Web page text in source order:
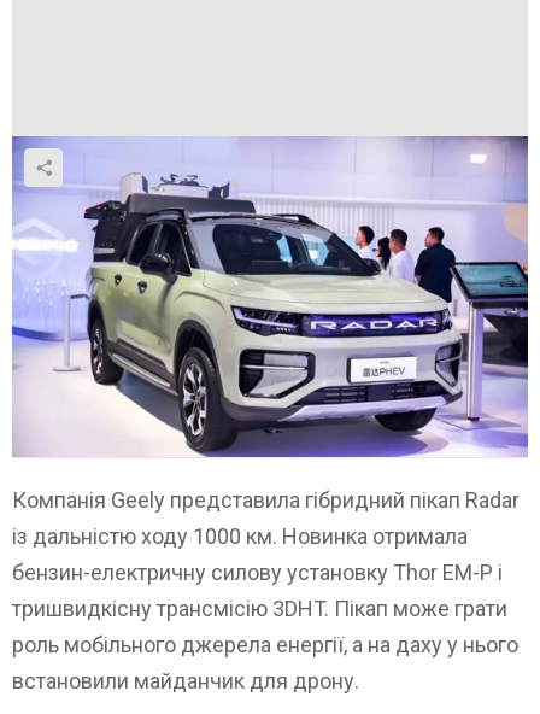
Компанія Geely представила гібридний пікап Radar
із дальністю ходу 1000 км. Новинка отримала
бензин-електричну силову установку Thor EM-P і
тришвидкісну трансмісію 3DHT. Пікап може грати
роль мобільного джерела енергії, а на даху у нього
встановили майданчик для дрону.